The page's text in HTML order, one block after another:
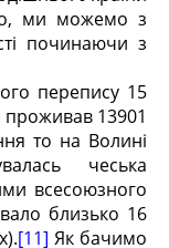
ми можемо з
починаючи з
перепису 15
проживав 13901
то на Волині
чеська
всесоюзного
близько 16
[11] Як бачимо